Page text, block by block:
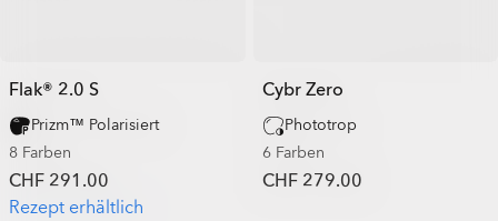
Flak® 2.0 S
Prizm™ Polarisiert
8 Farben
CHF 291.00
Rezept erhältlich
Cybr Zero
Phototrop
6 Farben
CHF 279.00